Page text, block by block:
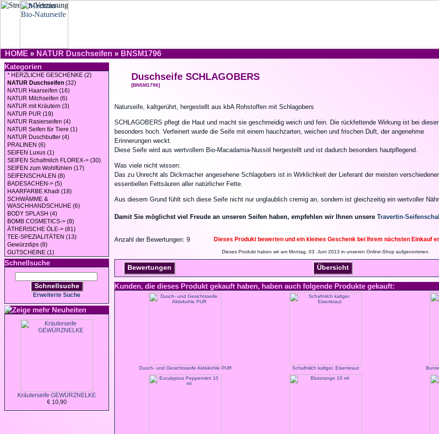
HOME » NATUR Duschseifen » BNSM1796
Kategorien
* HERZLICHE GESCHENKE (2)
NATUR Duschseifen (32)
NATUR Haarseifen (16)
NATUR Milchseifen (6)
NATUR mit Kräutern (3)
NATUR PUR (19)
NATUR Rasierseifen (4)
NATUR Seifen für Tiere (1)
NATUR Duschbutter (4)
PRALINEN (6)
SEIFEN Luxus (1)
SEIFEN Schafmilch FLOREX-> (30)
SEIFEN zum Wohlfühlen (17)
SEIFENSCHALEN (8)
BADESACHEN-> (5)
HAARFARBE Khadi (18)
SCHWÄMME &
WASCHHANDSCHUHE (6)
BODY SPLASH (4)
BOMB COSMETICS-> (8)
ÄTHERISCHE ÖLE-> (81)
TEE-SPEZIALITÄTEN (13)
Gewürzdips (8)
GUTSCHEINE (1)
Schnellsuche
Schnellsuche
Erweiterte Suche
Neuheiten
Kräuterseife GEWÜRZNELKE
€ 10,90
Duschseife SCHLAGOBERS
[BNSM1796]
Naturseife, kaltgerührt, hergestellt aus kbA Rohstoffen mit Schlagobers
SCHLAGOBERS pflegt die Haut und macht sie geschmeidig weich und fein. Die rückfettende Wirkung ist bei
besonders hoch. Verfeinert wurde die Seife mit einem hauchzarten, weichen und frischen Duft, der angenehme
Erinnerungen weckt.
Diese Seife wird aus wertvollem Bio-Macadamia-Nussöl hergestellt und ist dadurch besonders hautpflegend.
Was viele nicht wissen:
Das zu Unrecht als Dickmacher angesehene Schlagobers ist in Wirklichkeit der Lieferant der meisten
essentiellen Fettsäuren aller natürlicher Fette.
Aus diesem Grund fühlt sich diese Seife nicht nur unglaublich cremig an, sondern ist gleichzeitig ein wertvoller
Damit Sie möglichst viel Freude an unseren Seifen haben, empfehlen wir Ihnen unsere Travertin-
Anzahl der Bewertungen: 9 Dieses Produkt bewerten und ein kleines Geschenk bei Ihrem nächsten Einkauf
Dieses Produkt haben wir am Montag, 03. Juni 2013 in unseren Online-Shop aufgenommen.
Bewertungen Übersicht
Kunden, die dieses Produkt gekauft haben, haben auch folgende Produkte gekauft:
Dusch- und Gesichtsseife Aktivkohle PUR Schafmilch kaltger. Eisenkraut